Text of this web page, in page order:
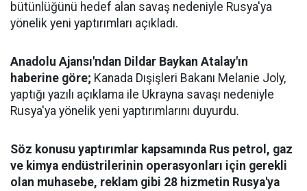
bütünlüğünü hedef alan savaş nedeniyle Rusya'ya
yönelik yeni yaptırımları açıkladı.
Anadolu Ajansı'ndan Dildar Baykan Atalay'ın
haberine göre; Kanada Dışişleri Bakanı Melanie Joly,
yaptığı yazılı açıklama ile Ukrayna savaşı nedeniyle
Rusya'ya yönelik yeni yaptırımlarını duyurdu.
Söz konusu yaptırımlar kapsamında Rus petrol, gaz
ve kimya endüstrilerinin operasyonları için gerekli
olan muhasebe, reklam gibi 28 hizmetin Rusya'ya